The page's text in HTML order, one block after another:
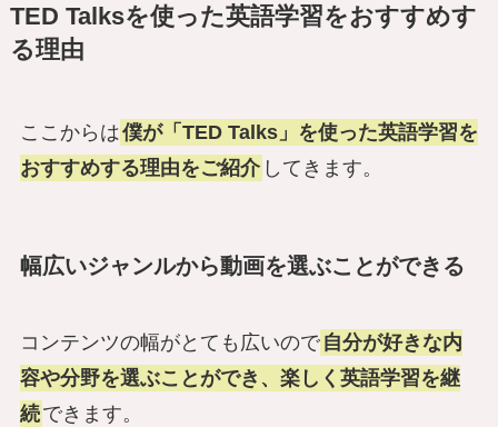
TED Talksを使った英語学習をおすすめす
る理由
ここからは僕が「TED Talks」を使った英語学習を
おすすめする理由をご紹介 してきます。
幅広いジャンルから動画を選ぶことができる
コンテンツの幅がとても広いので 自分が好きな内
容や分野を選ぶことができ、楽しく英語学習を継
続できます。